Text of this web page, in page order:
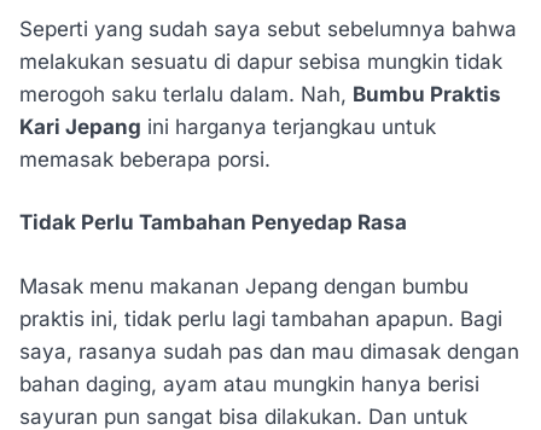
Seperti yang sudah saya sebut sebelumnya bahwa
melakukan sesuatu di dapur sebisa mungkin tidak
merogoh saku terlalu dalam. Nah, Bumbu Praktis
Kari Jepang ini harganya terjangkau untuk
memasak beberapa porsi.
Tidak Perlu Tambahan Penyedap Rasa
Masak menu makanan Jepang dengan bumbu
praktis ini, tidak perlu lagi tambahan apapun. Bagi
saya, rasanya sudah pas dan mau dimasak dengan
bahan daging, ayam atau mungkin hanya berisi
sayuran pun sangat bisa dilakukan. Dan untuk